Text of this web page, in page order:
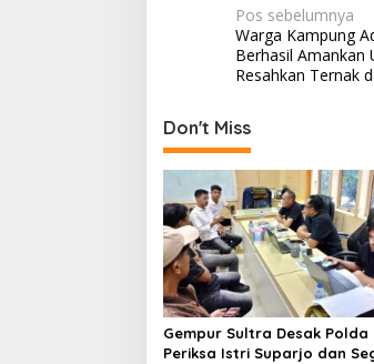
N
a
v
g
a
s
i
p
o
s
Pos sebelumnya
Warga Kampung
Berhasil Amankan
Resahkan Ternak
Don't Miss
Gempur Sultra Desak Polda
Periksa Istri Suparjo dan